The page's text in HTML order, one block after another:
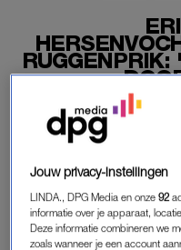
17-06-2025
LEES
Jouw privacy-instellingen
LINDA., DPG Media en onze92
informatie over je apparaat,
Deze informatie combineren we
zoals wanneer je een account